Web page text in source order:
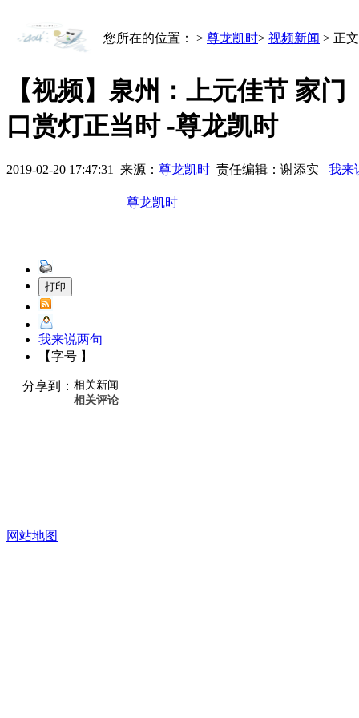
您所在的位置： > 尊龙凯时> 视频新闻 > 正文
【视频】泉州：上元佳节 家门
口赏灯正当时 -尊龙凯时
2019-02-20 17:47:31 来源： 尊龙凯时 责任编辑：谢添实 我来
尊龙凯时
我来说两句
【字号 】
分享到： 相关新闻
相关评论
网站地图